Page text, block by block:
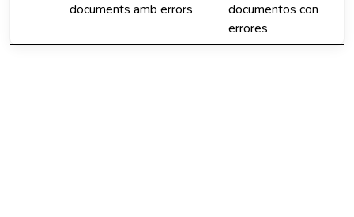
documents amb errors
documentos con
errores